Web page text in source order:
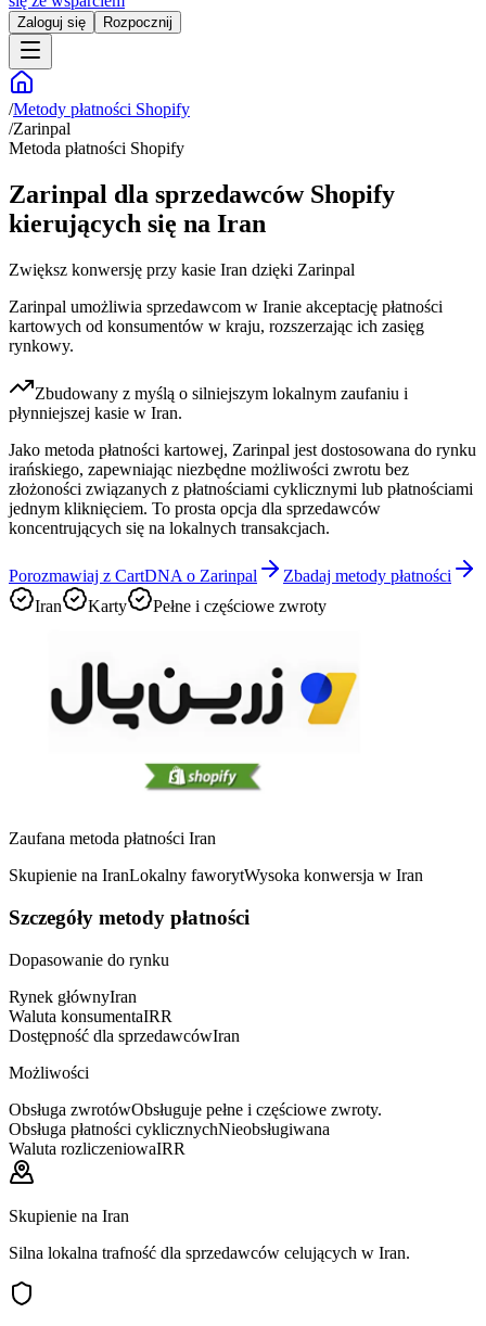
Zaloguj się Rozpocznij
/Metody płatności Shopify
/Zarinpal
Metoda płatności Shopify
Zarinpal dla sprzedawców Shopify
kierujących się na Iran
Zwiększ konwersję przy kasie Iran dzięki Zarinpal
Zarinpal umożliwia sprzedawcom w Iranie akceptację płatności
kartowych od konsumentów w kraju, rozszerzając ich zasięg
rynkowy.
Zbudowany z myślą o silniejszym lokalnym zaufaniu i
płynniejszej kasie w Iran.
Jako metoda płatności kartowej, Zarinpal jest dostosowana do rynku
irańskiego, zapewniając niezbędne możliwości zwrotu bez
złożoności związanych z płatnościami cyklicznymi lub płatnościami
jednym kliknięciem. To prosta opcja dla sprzedawców
koncentrujących się na lokalnych transakcjach.
Porozmawiaj z CartDNA o Zarinpal
Zbadaj metody płatności
Iran
Karty Pełne i częściowe zwroty
Zaufana metoda płatności Iran
Skupienie na IranLokalny faworytWysoka konwersja w Iran
Szczegóły metody płatności
Dopasowanie do rynku
Rynek głównyIran
Waluta konsumentaIRR
Dostępność dla sprzedawcówIran
Możliwości
Obsługa zwrotówObsługuje pełne i częściowe zwroty.
Obsługa płatności cyklicznychNieobsługiwana
Waluta rozliczeniowaIRR
Skupienie na Iran
Silna lokalna trafność dla sprzedawców celujących w Iran.